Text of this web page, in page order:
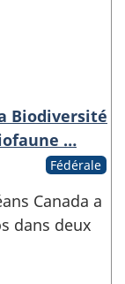
Biodiversité
…
Fédérale
Canada a
dans deux